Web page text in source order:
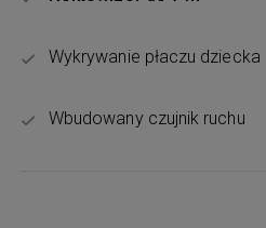
Wykrywanie płaczu dziecka
Wbudowany czujnik ruchu